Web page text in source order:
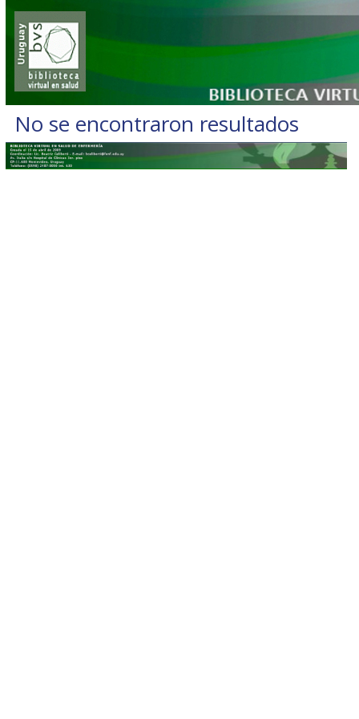
No se encontraron resultados